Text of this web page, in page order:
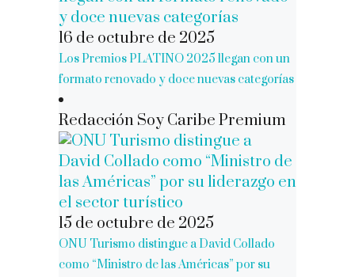
16 de octubre de 2025
Los Premios PLATINO 2025 llegan con un
formato renovado y doce nuevas categorías
Redacción Soy Caribe Premium
15 de octubre de 2025
ONU Turismo distingue a David Collado
como “Ministro de las Américas” por su